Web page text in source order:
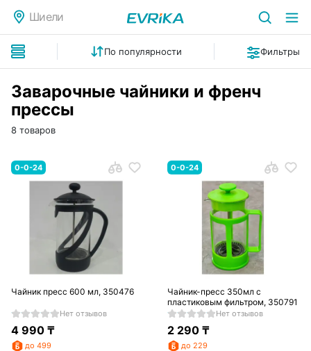
Шиели
По популярности Фильтры
Заварочные чайники и френч
прессы
8 товаров
0-0-24
Чайник пресс 600 мл, 350476
Нет отзывов
4 990₸
до 499
0-0-24
Чайник-пресс 350мл с
пластиковым фильтром, 350791
Нет отзывов
2 290 ₸
до 229